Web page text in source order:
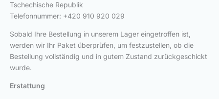
Tschechische Republik
Telefonnummer: +420 910 920 029
Sobald Ihre Bestellung in unserem Lager eingetroffen ist,
werden wir Ihr Paket überprüfen, um festzustellen, ob die
Bestellung vollständig und in gutem Zustand zurückgeschickt
wurde.
Erstattung